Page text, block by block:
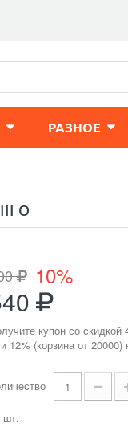
РАЗНОЕ
O
10%
купон со скидкой
12% (корзина от
шт.